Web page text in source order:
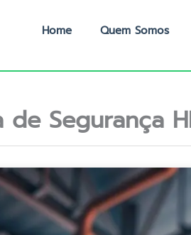
Home Quem Somos
de Segurança